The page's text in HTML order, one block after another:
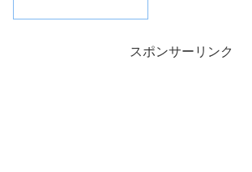
スポンサーリンク